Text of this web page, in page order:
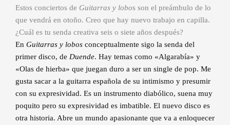
Estos conciertos de Guitarras y lobos son el preámbulo de lo
que vendrá en otoño. Creo que hay nuevo trabajo en capilla.
¿Cuál es tu senda creativa seis o siete años después?
En Guitarras y lobos conceptualmente sigo la senda del
primer disco, de Duende. Hay temas como «Algarabía» y
«Olas de hierba» que juegan duro a ser un single de pop. Me
gusta sacar a la guitarra española de su intimismo y presumir
con su expresividad. Es un instrumento diabólico, suena muy
poquito pero su expresividad es imbatible. El nuevo disco es
otra historia. Abre un mundo apasionante que va a enloquecer